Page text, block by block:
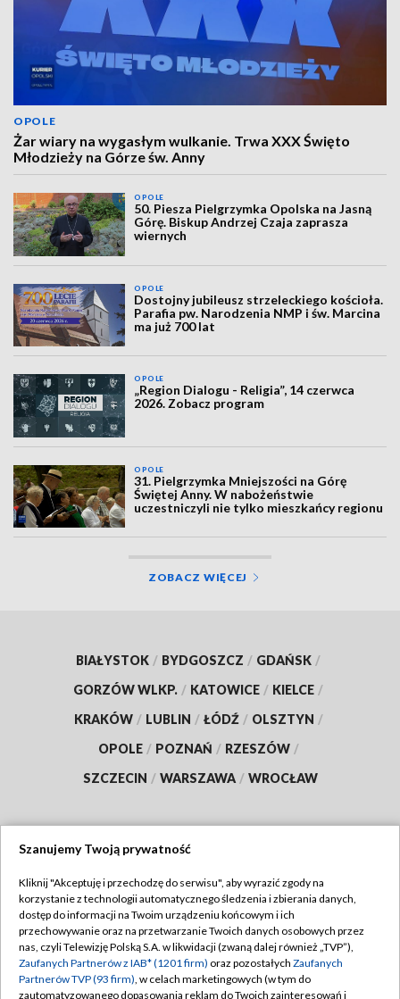
OPOLE
Żar wiary na wygasłym wulkanie. Trwa XXX Święto
Młodzieży na Górze św. Anny
OPOLE
50. Piesza Pielgrzymka Opolska na Jasną
Górę. Biskup Andrzej Czaja zaprasza
wiernych
OPOLE
Dostojny jubileusz strzeleckiego kościoła.
Parafia pw. Narodzenia NMP i św. Marcina
ma już 700 lat
OPOLE
„Region Dialogu - Religia”, 14 czerwca
2026. Zobacz program
OPOLE
31. Pielgrzymka Mniejszości na Górę
Świętej Anny. W nabożeństwie
uczestniczyli nie tylko mieszkańcy regionu
ZOBACZ WIĘCEJ
BIAŁYSTOK / BYDGOSZCZ / GDAŃSK /
GORZÓW WLKP. / KATOWICE / KIELCE /
KRAKÓW / LUBLIN / ŁÓDŹ / OLSZTYN /
OPOLE / POZNAŃ / RZESZÓW /
SZCZECIN / WARSZAWA / WROCŁAW
TVP
Abonament TVP
Emisja w TVP
Centrum informacji TVP
Regulamin TVP
Polityka prywatności
Moje zgody
Szanujemy Twoją prywatność
Kliknij "Akceptuję i przechodzę do serwisu", aby wyrazić zgody na
korzystanie z technologii automatycznego śledzenia i zbierania danych,
dostęp do informacji na Twoim urządzeniu końcowym i ich
przechowywanie oraz na przetwarzanie Twoich danych osobowych przez
nas, czyli Telewizję Polską S.A. w likwidacji (zwaną dalej również „TVP”),
Zaufanych Partnerów z IAB* (1201 firm) oraz pozostałych Zaufanych
Partnerów TVP (93 firm), w celach marketingowych (w tym do
zautomatyzowanego dopasowania reklam do Twoich zainteresowań i